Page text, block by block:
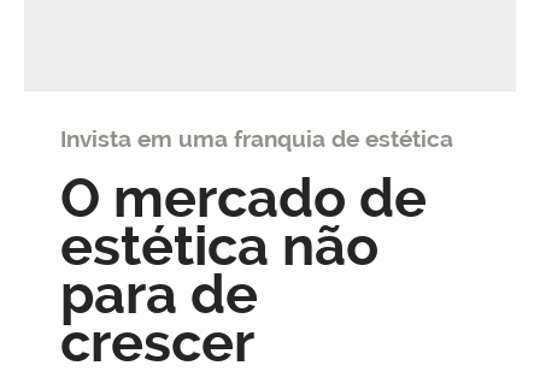
Invista em uma franquia de estética
O mercado de
estética não
para de
crescer